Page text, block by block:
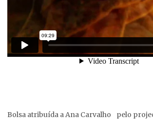
Bolsa atribuída a Ana Carvalho pelo